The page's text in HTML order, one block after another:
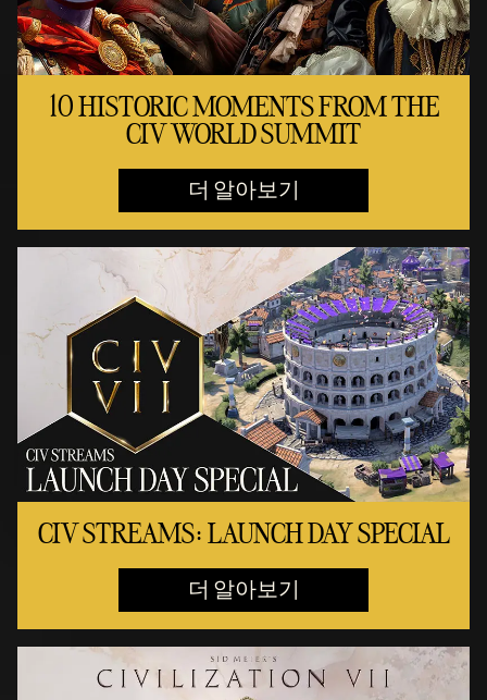
10 HISTORIC MOMENTS FROM THE
CIV WORLD SUMMIT
더 알아보기
CIV STREAMS: LAUNCH DAY SPECIAL
더 알아보기